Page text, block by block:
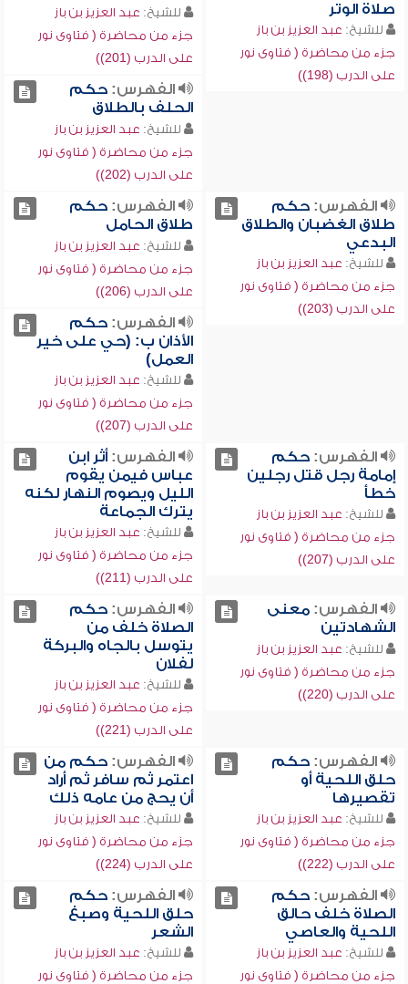
صلاة الوتر
للشيخ: عبد العزيز بن باز
جزء من محاضرة ( فتاوى نور
على الدرب (198))
للشيخ: عبد العزيز بن باز
جزء من محاضرة ( فتاوى نور
على الدرب (201))
الفهرس:حكم
الحلف بالطلاق
للشيخ: عبد العزيز بن باز
جزء من محاضرة ( فتاوى نور
على الدرب (202))
الفهرس:حكم
طلاق الغضبان والطلاق
البدعي
للشيخ: عبد العزيز بن باز
جزء من محاضرة ( فتاوى نور
على الدرب (203))
الفهرس:حكم
طلاق الحامل
للشيخ: عبد العزيز بن باز
جزء من محاضرة ( فتاوى نور
على الدرب (206))
الفهرس:حكم
الأذان ب: (حي على خير
العمل)
للشيخ: عبد العزيز بن باز
جزء من محاضرة ( فتاوى نور
على الدرب (207))
الفهرس:حكم
إمامة رجل قتل رجلين
خطأ
للشيخ: عبد العزيز بن باز
جزء من محاضرة ( فتاوى نور
على الدرب (207))
الفهرس:أثر ابن
عباس فيمن يقوم
الليل ويصوم النهار لكنه
يترك الجماعة
للشيخ: عبد العزيز بن باز
جزء من محاضرة ( فتاوى نور
على الدرب (211))
الفهرس:معنى
الشهادتين
للشيخ: عبد العزيز بن باز
جزء من محاضرة ( فتاوى نور
على الدرب (220))
الفهرس:حكم
الصلاة خلف من
يتوسل بالجاه والبركة
لفلان
للشيخ: عبد العزيز بن باز
جزء من محاضرة ( فتاوى نور
على الدرب (221))
الفهرس:حكم
حلق اللحية أو
تقصيرها
للشيخ: عبد العزيز بن باز
جزء من محاضرة ( فتاوى نور
على الدرب (222))
الفهرس:حكم من
اعتمر ثم سافر ثم أراد
أن يحج من عامه ذلك
للشيخ: عبد العزيز بن باز
جزء من محاضرة ( فتاوى نور
على الدرب (224))
الفهرس:حكم
الصلاة خلف حالق
اللحية والعاصي
للشيخ: عبد العزيز بن باز
جزء من محاضرة ( فتاوى نور
الفهرس:حكم
حلق اللحية وصبغ
الشعر
للشيخ: عبد العزيز بن باز
جزء من محاضرة ( فتاوى نور